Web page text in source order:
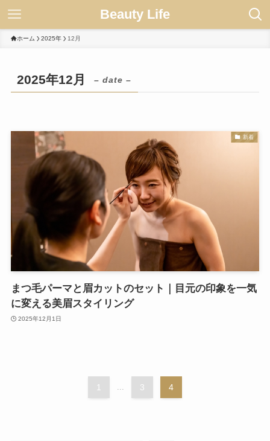
Beauty Life
ホーム 2025年 12月
2025年12月 – date –
新着
まつ毛パーマと眉カットのセット｜目元の印象を一気
に変える美眉スタイリング
2025年12月1日
1 ... 3 4